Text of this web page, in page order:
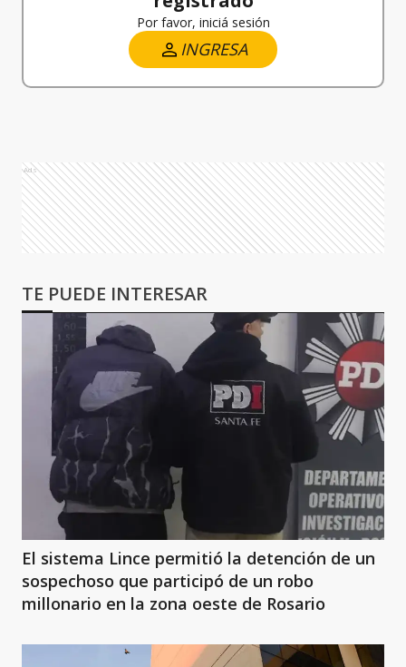
Por favor, iniciá sesión
INGRESA
Ads
TE PUEDE INTERESAR
El sistema Lince permitió la detención de un
sospechoso que participó de un robo
millonario en la zona oeste de Rosario